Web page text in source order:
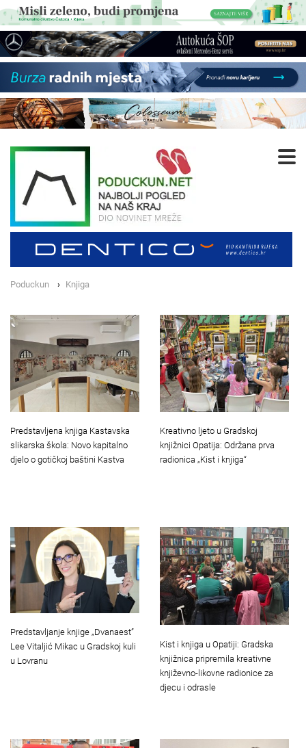
Poduckun Knjiga
Predstavljena knjiga Kastavska
slikarska škola: Novo kapitalno
djelo o gotičkoj baštini Kastva
Kreativno ljeto u Gradskoj
knjižnici Opatija: Održana prva
radionica „Kist i knjiga“
Predstavljanje knjige „Dvanaest”
Lee Vitaljić Mikac u Gradskoj kuli
u Lovranu
Kist i knjiga u Opatiji: Gradska
knjižnica pripremila kreativne
književno-likovne radionice za
djecu i odrasle